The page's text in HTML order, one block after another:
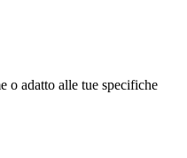
o adatto alle tue specifiche